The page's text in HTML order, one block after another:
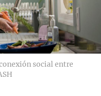
social entre